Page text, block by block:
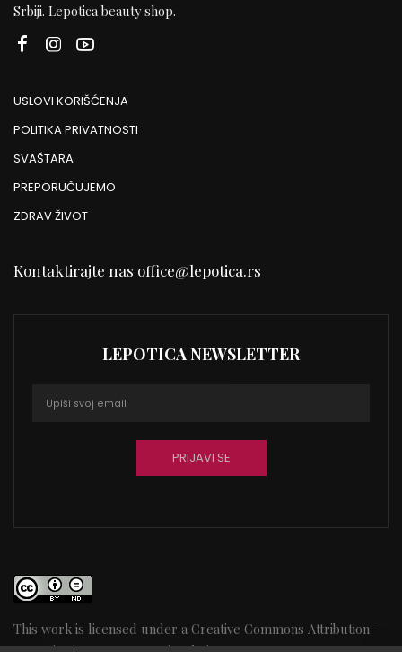
Srbiji. Lepotica beauty shop.
USLOVI KORIŠĆENJA
POLITIKA PRIVATNOSTI
SVAŠTARA
PREPORUČUJEMO
ZDRAV ŽIVOT
Kontaktirajte nas office@lepotica.rs
LEPOTICA NEWSLETTER
This work is licensed under a Creative Commons Attribution-